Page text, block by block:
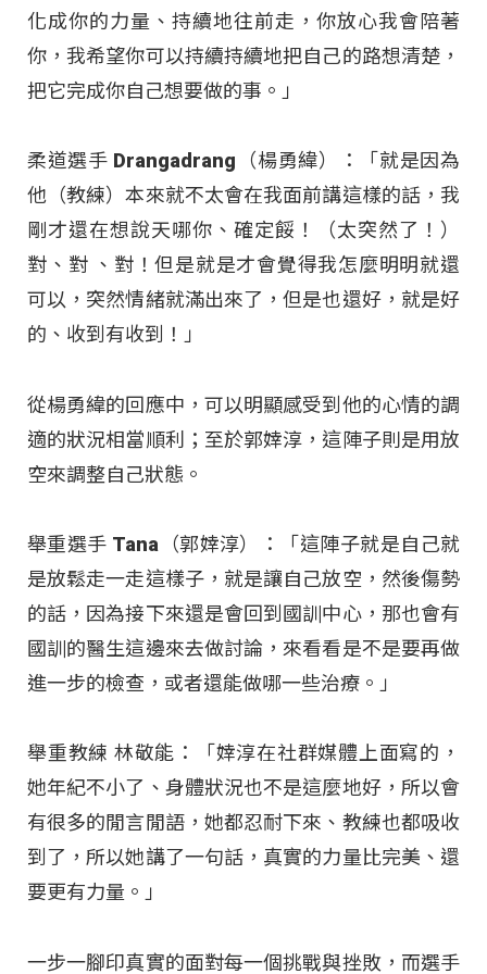
化成你的力量、持續地往前走，你放心我會陪著
你，我希望你可以持續持續地把自己的路想清楚，
把它完成你自己想要做的事。」
柔道選手 Drangadrang（楊勇緯）：「就是因為
他（教練）本來就不太會在我面前講這樣的話，我
剛才還在想說天哪你、確定餒！（太突然了！）
對、對 、對！但是就是才會覺得我怎麼明明就還
可以，突然情緒就滿出來了，但是也還好，就是好
的、收到有收到！」
從楊勇緯的回應中，可以明顯感受到他的心情的調
適的狀況相當順利；至於郭婞淳，這陣子則是用放
空來調整自己狀態。
舉重選手 Tana（郭婞淳）：「這陣子就是自己就
是放鬆走一走這樣子，就是讓自己放空，然後傷勢
的話，因為接下來還是會回到國訓中心，那也會有
國訓的醫生這邊來去做討論，來看看是不是要再做
進一步的檢查，或者還能做哪一些治療。」
舉重教練 林敬能：「婞淳在社群媒體上面寫的，
她年紀不小了、身體狀況也不是這麼地好，所以會
有很多的閒言閒語，她都忍耐下來、教練也都吸收
到了，所以她講了一句話，真實的力量比完美、還
要更有力量。」
一步一腳印真實的面對每一個挑戰與挫敗，而選手